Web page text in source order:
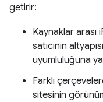
getirir:
Kaynaklar arası
satıcının
uyumluluğuna
Farklı
sitesinin